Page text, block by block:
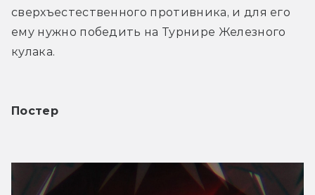
сверхъестественного противника, и для его
ему нужно победить на Турнире Железного
кулака.
Постер